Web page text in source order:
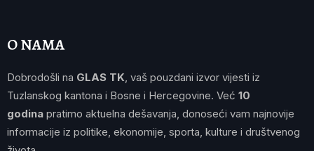
O NAMA
Dobrodošli na GLAS TK , vaš pouzdani izvor vijesti iz
Tuzlanskog kantona i Bosne i Hercegovine. Već 10
godina pratimo aktuelna dešavanja, donoseći vam najnovije
informacije iz politike, ekonomije, sporta, kulture i društvenog